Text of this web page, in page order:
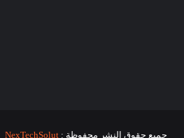
جميع حقوق النشر محفوظة : NexTechSolut